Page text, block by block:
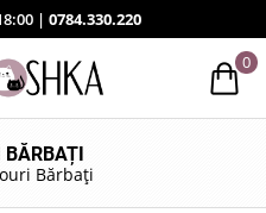
| 0784.330.220
0
BĂRBAȚI
Bărbați